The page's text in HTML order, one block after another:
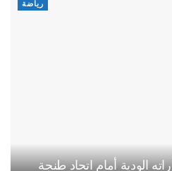
رياضة
الودية أمام اتحاد طنجة